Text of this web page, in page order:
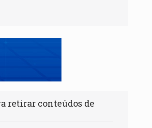
retirar conteúdos de